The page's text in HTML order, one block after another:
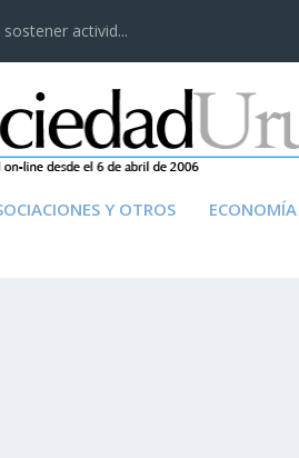
activid...
Y OTROS ECONOMÍA